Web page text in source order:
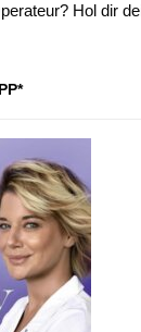
Hol dir